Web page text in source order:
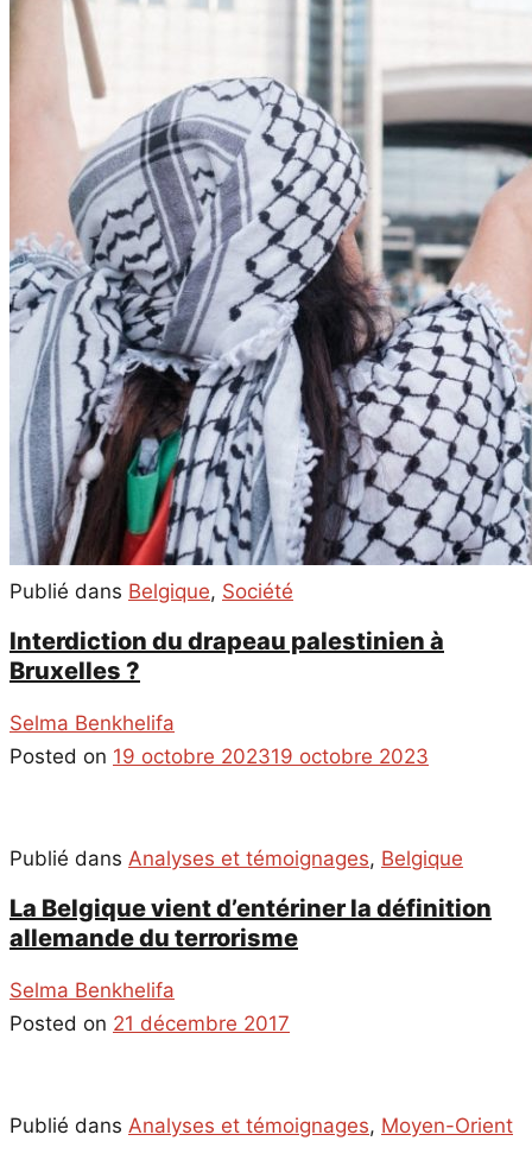
Publié dans Belgique, Société
Interdiction du drapeau palestinien à
Bruxelles ?
Selma Benkhelifa
Posted on 19 octobre 202319 octobre 2023
Publié dans Analyses et témoignages, Belgique
La Belgique vient d’entériner la définition
allemande du terrorisme
Selma Benkhelifa
Posted on 21 décembre 2017
Publié dans Analyses et témoignages, Moyen-Orient